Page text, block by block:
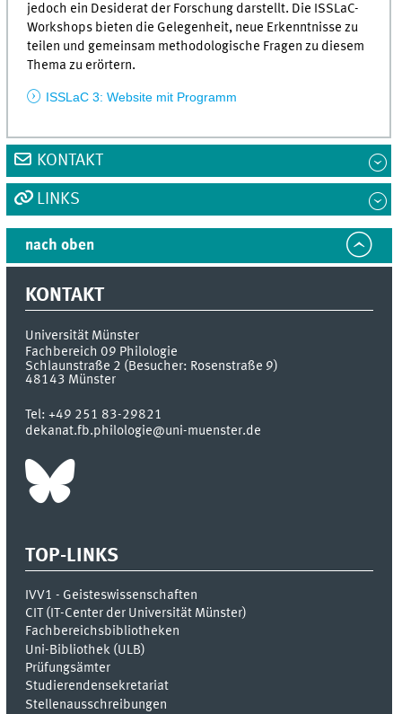
jedoch ein Desiderat der Forschung darstellt. Die ISSLaC-
Workshops bieten die Gelegenheit, neue Erkenntnisse zu
teilen und gemeinsam methodologische Fragen zu diesem
Thema zu erörtern.
ISSLaC 3: Website mit Programm
KONTAKT
LINKS
nach oben
KONTAKT
Universität Münster
Fachbereich 09 Philologie
Schlaunstraße 2 (Besucher: Rosenstraße 9)
48143 Münster
Tel:+49 251 83-29821
dekanat.fb.philologie@uni-muenster.de
TOP-LINKS
IVV1 - Geisteswissenschaften
CIT (IT-Center der Universität Münster)
Fachbereichsbibliotheken
Uni-Bibliothek (ULB)
Prüfungsämter
Studierendensekretariat
Stellenausschreibungen